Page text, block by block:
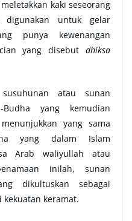
kaki seseorang
untuk gelar
punya kewenangan
yang disebut dhiksa
atau sunan
yang kemudian
yang sama
yang dalam Islam
Arab waliyullah atau
inilah, sunan
dikultuskan sebagai
keramat.